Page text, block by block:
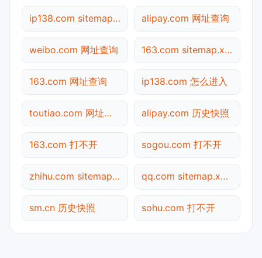
ip138.com sitemap.xml检测 alipay.com 网址查询
weibo.com 网址查询 163.com sitemap.xml检测
163.com 网址查询 ip138.com 怎么进入
toutiao.com 网址查询 alipay.com 历史快照
163.com 打不开 sogou.com 打不开
zhihu.com sitemap.xml检测 qq.com sitemap.xml检测
sm.cn 历史快照 sohu.com 打不开